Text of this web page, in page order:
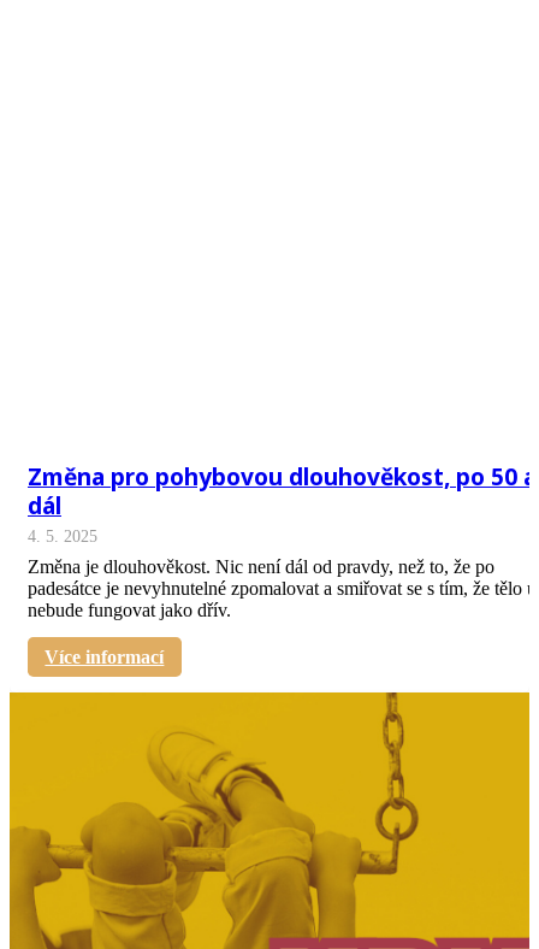
Změna pro pohybovou dlouhověkost, po 50 a
dál
4. 5. 2025
Změna je dlouhověkost. Nic není dál od pravdy, než to, že po
padesátce je nevyhnutelné zpomalovat a smiřovat se s tím, že tělo
nebude fungovat jako dřív.
Více informací